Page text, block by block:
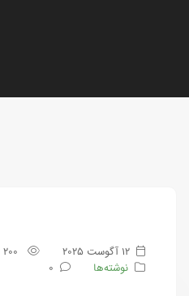
12 آگوست 2025
نوشته‌ها
0